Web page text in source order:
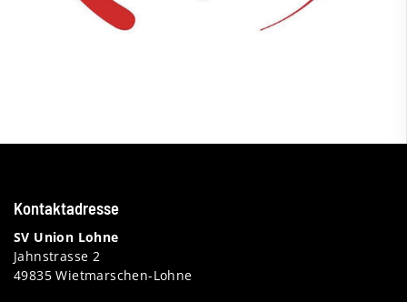
Kontaktadresse
SV Union Lohne
Jahnstrasse 2
49835 Wietmarschen-Lohne